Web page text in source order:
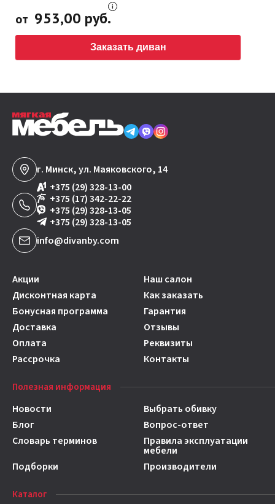
от 953,00 руб.
Заказать диван
г. Минск, ул. Маяковского, 14
+375 (29) 328-13-00
+375 (17) 342-22-22
+375 (29) 328-13-05
+375 (29) 328-13-05
info@divanby.com
Акции
Наш салон
Дисконтная карта
Как заказать
Бонусная программа
Гарантия
Доставка
Отзывы
Оплата
Реквизиты
Рассрочка
Контакты
Полезная информация
Новости
Выбрать обивку
Блог
Вопрос-ответ
Словарь терминов
Правила эксплуатации
мебели
Подборки
Производители
Каталог